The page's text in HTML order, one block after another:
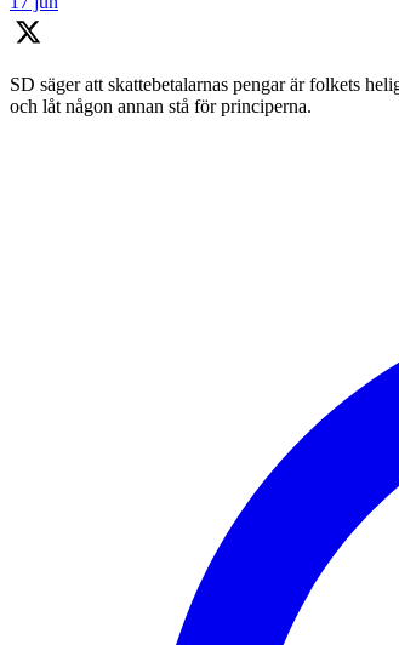
SD säger att skattebetalarnas pengar är folkets
och låt någon annan stå för principerna.